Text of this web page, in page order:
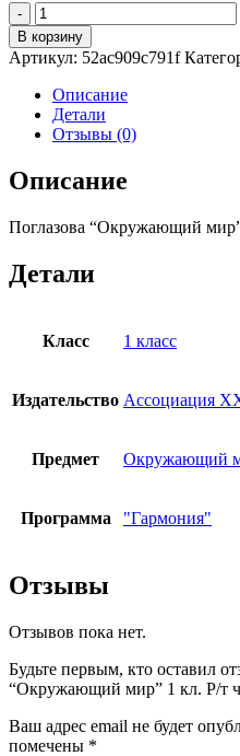
Количество
товара
Поглазова
"Окружающий
мир"
1
кл.
ч.1
В корзину
Артикул: 52ac909c791f
Описание
Детали
Отзывы (0)
Описание
Поглазова “Окружающий
Детали
Класс 1 класс
Издательство Ассоциация
Предмет Окружающий
Программа "Гармония"
Отзывы
Отзывов пока нет.
Будьте первым, кто оставил
“Окружающий мир” 1 кл. Р/т
Ваш адрес email не будет
помечены *